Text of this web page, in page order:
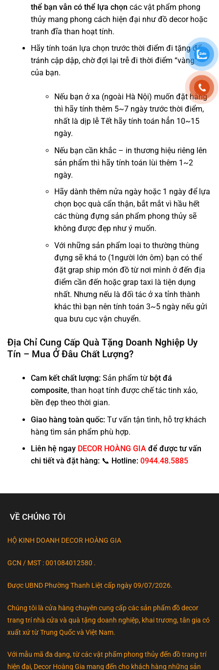
thể bạn vẫn có thể lựa chọn các vật phẩm phong
thủy mang phong cách hiện đại như đồ decor hoặc
tranh đĩa than hoạt tính.
Hãy tính toán lựa chọn trước thời điểm đi tặng để
tránh cập dập, chờ đợi lại trễ đi thời điểm “vàng”
của bạn.
Nếu bạn ở xa (ngoài Hà Nội) muốn đặt hàng
thì hãy tính thêm 5~7 ngày trước thời điểm,
nhất là dịp lễ Tết hãy tính toán hẳn 10~15
ngày.
Nếu bạn cần khắc – in thương hiệu riêng lên
sản phẩm thì hãy tính toán lùi thêm 1~2
ngày.
Hãy dành thêm nửa ngày hoặc 1 ngày để lựa
chọn bọc quà cẩn thận, bắt mắt vì hầu hết
các thùng đựng sản phẩm phong thủy sẽ
không được đẹp như ý muốn.
Với những sản phẩm loại to thường thùng
đựng sẽ khá to (1người lớn ôm) bạn có thể
đặt grap ship món đồ từ nơi mình ở đến địa
điểm cần đến hoặc grap taxi là tiện dụng
nhất. Nhưng nếu là đối tác ở xa tỉnh thành
khác thì bạn nên tính toán 3~5 ngày nếu gửi
qua bưu cục vận chuyển.
Địa Chỉ Cung Cấp Quà Tặng Doanh Nghiệp Uy
Tín – Mua Ở Đâu Chất Lượng?
Cam kết chất lượng: Sản phẩm từ bột đá
composite, than hoạt tính được chế tác tinh xảo,
bền đẹp theo thời gian.
Giao hàng toàn quốc: Tư vấn tận tình, hỗ trợ khách
hàng tìm sản phẩm phù hợp.
Liên hệ ngay DECOR HOÀNG GIA để được tư vấn
chi tiết và đặt hàng: 📞 Hotline: 0944.48.5885
VỀ CHÚNG TÔI
HỘ KINH DOANH DECOR HOÀNG GIA
GCN / MST : 001084012580 .
Được UBND Phường Thanh Liệt cấp ngày 09/07/2026.
Chúng tôi là cửa hàng chuyên cung cấp các sản phẩm đồ decor
trang trí nhà cửa và quà tặng doanh nghiệp, khai trương, tân gia có
xuất xứ từ Trung Quốc và Việt Nam.
Với mẫu mã đa dạng, từ các vật phẩm phong thủy đến đồ trang trí
hiện đại, Decor Hoàng Gia mang đến cho khách hàng những sản